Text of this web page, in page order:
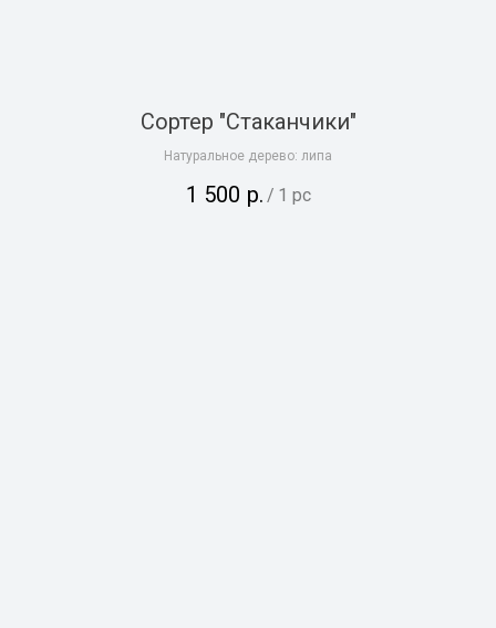
Сортер "Стаканчики"
Натуральное дерево: липа
1 500 р. / 1 pc